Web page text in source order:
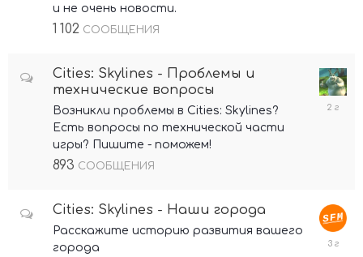
и не очень новости.
1 102 СООБЩЕНИЯ
Cities: Skylines - Проблемы и
технические вопросы
Возникли проблемы в Cities: Skylines?
Есть вопросы по технической части
игры? Пишите - поможем!
893 СООБЩЕНИЯ
30
Cities: Skylines - Наши города
Расскажите историю развития вашего
города
10